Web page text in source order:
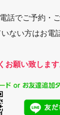
話でご予約・ご
ない方はお電
お願い致します